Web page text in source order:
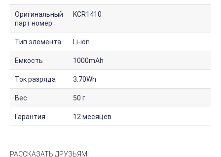
Оригинальный
парт номер
KCR1410
Тип элемента Li-ion
Емкость 1000mAh
Ток разряда 3.70Wh
Вес 50 г
Гарантия 12 месяцев
РАССКАЗАТЬ ДРУЗЬЯМ!